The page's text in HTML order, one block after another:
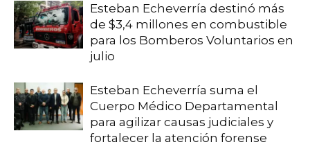
Esteban Echeverría destinó más
de $3,4 millones en combustible
para los Bomberos Voluntarios en
julio
Esteban Echeverría suma el
Cuerpo Médico Departamental
para agilizar causas judiciales y
fortalecer la atención forense